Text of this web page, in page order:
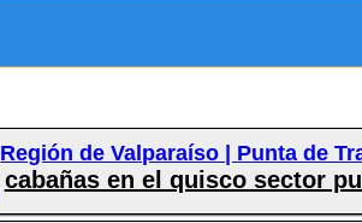
Región de Valparaíso | Punta de
cabañas en el quisco sector